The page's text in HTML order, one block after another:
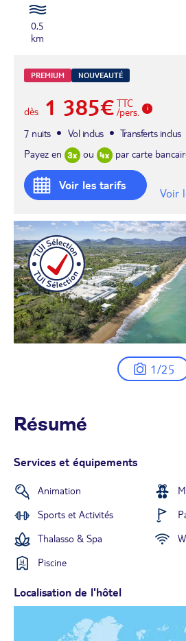
0,5
km
PREMIUM NOUVEAUTÉ
dès 1 385€ TTC
/pers.
7 nuits
Vol inclus Transferts inclus
Payez en
ou par carte
Voir les tarifs
Voir
1/25
Résumé
Services et équipements
Animation
Sports et Activités
Thalasso & Spa
Piscine
Localisation de l'hôtel